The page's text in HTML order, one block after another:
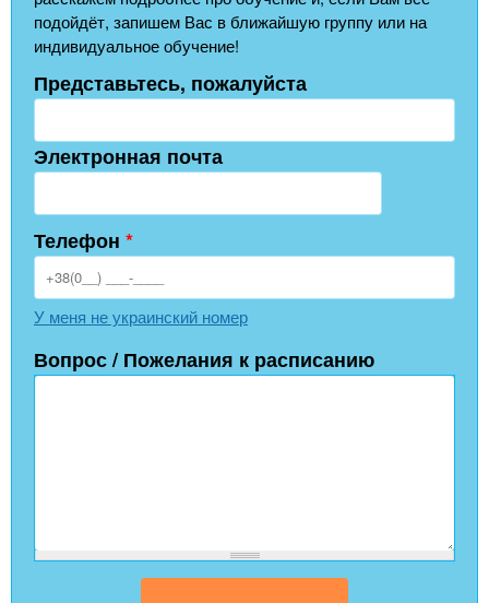
подойдёт, запишем Вас в ближайшую группу или на
индивидуальное обучение!
Представьтесь, пожалуйста
Электронная почта
Телефон *
У меня не украинский номер
Вопрос / Пожелания к расписанию